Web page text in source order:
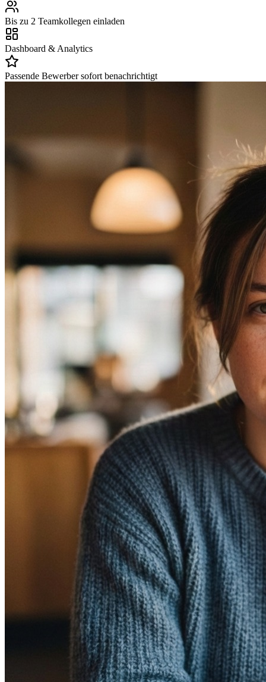
Bis zu 2 Teamkollegen einladen
Dashboard & Analytics
Passende Bewerber sofort benachrichtigt